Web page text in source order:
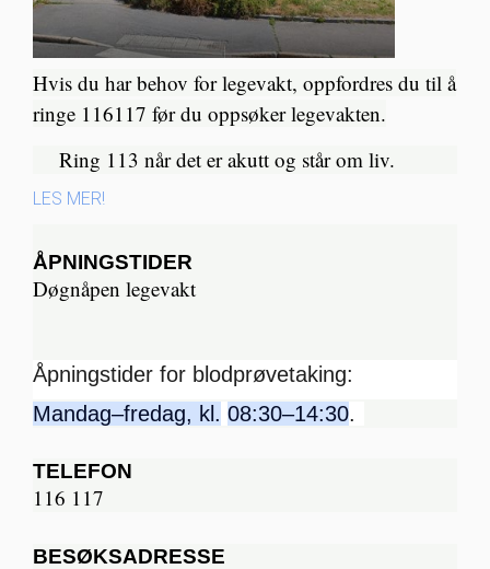
Hvis du har behov for legevakt, oppfordres du til å
ringe 116117 før du oppsøker legevakten.
Ring 113 når det er akutt og står om liv.​
LES MER!
ÅPNINGSTIDER
Døgnåpen legevakt
Åpningstider for blodprøvetaking:
Mandag–fredag, kl. 08:30–14:30.
TELEFON
116 117
BESØKSADRESSE